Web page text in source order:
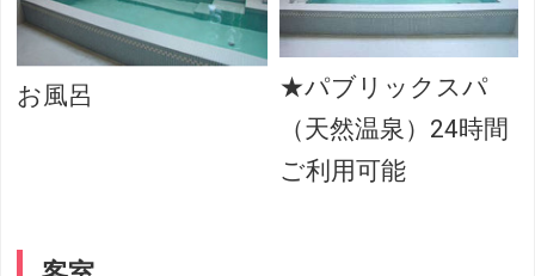
お風呂
★パブリックスパ
（天然温泉）24時間
ご利用可能